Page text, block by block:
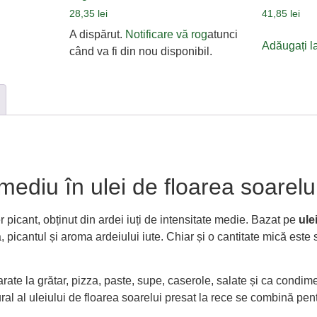
28,35 lei
A dispărut. Notificare vă rogatunci
când va fi din nou disponibil.
41,85 lei
Adăugați
în ulei de floarea
obținut din ardei iuți de intensitate medie. Bazat pe
și aroma ardeiului iute. Chiar și o cantitate mică este
la grătar, pizza, paste, supe, caserole, salate și ca
al uleiului de floarea soarelui presat la rece se combină